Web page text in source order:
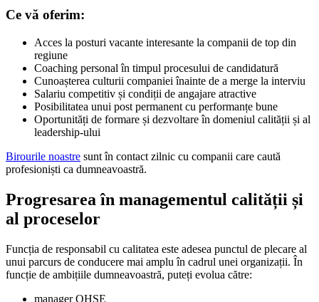
Ce vă oferim:
Acces la posturi vacante interesante la companii de top din
regiune
Coaching personal în timpul procesului de candidatură
Cunoașterea culturii companiei înainte de a merge la interviu
Salariu competitiv și condiții de angajare atractive
Posibilitatea unui post permanent cu performanțe bune
Oportunități de formare și dezvoltare în domeniul calității și al
leadership-ului
Birourile noastre sunt în contact zilnic cu companii care caută
profesioniști ca dumneavoastră.
Progresarea în managementul calității și
al proceselor
Funcția de responsabil cu calitatea este adesea punctul de plecare al
unui parcurs de conducere mai amplu în cadrul unei organizații. În
funcție de ambițiile dumneavoastră, puteți evolua către:
manager QHSE